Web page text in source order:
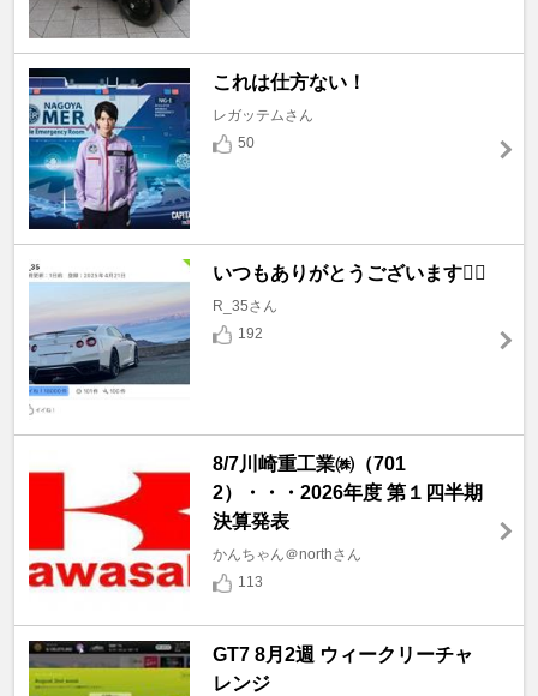
これは仕方ない！
レガッテムさん
50
いつもありがとうございます🙇‍♂️
R_35さん
192
8/7川崎重工業㈱（701
2）・・・2026年度 第１四半期
決算発表
かんちゃん＠northさん
113
GT7 8月2週 ウィークリーチャ
レンジ